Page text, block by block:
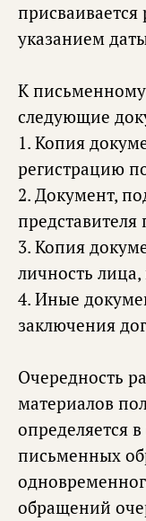
указанием
К
следующие
1. Копия
регистрацию
2. Документ,
3. Копия
личность
4. Иные
заключения
Очередность
материалов
определяется
письменных
обращений